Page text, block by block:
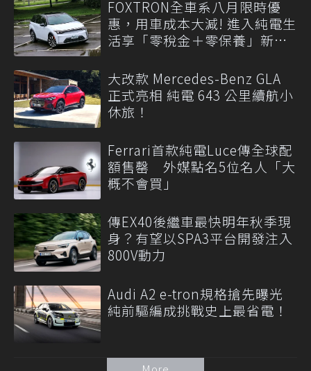
FOXTRON全車系八月限時優
惠，用車成本大減! 進入純電生
活享「零稅金＋零保養」新時
大改款 Mercedes-Benz GLA
正式亮相 純電 643 公里續航小
休旅！
Ferrari首款純電Luce傳全球配
額售罄 外媒點名5位名人「大
概不會買」
傳EX40後繼車最快明年秋季現
身？有望以SPA3平台開發注入
800V動力
Audi A2 e-tron規格搶先曝光
純前驅編成挑戰史上最省電！